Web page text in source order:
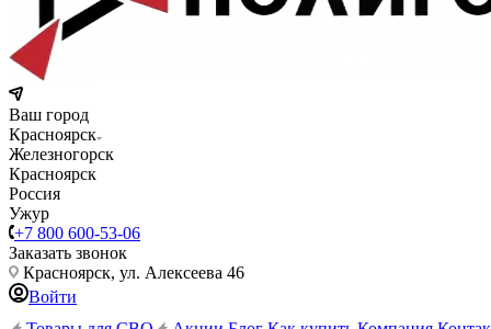
Ваш город
Красноярск
Железногорск
Красноярск
Россия
Ужур
+7 800 600-53-06
Заказать звонок
Красноярск, ул. Алексеева 46
Войти